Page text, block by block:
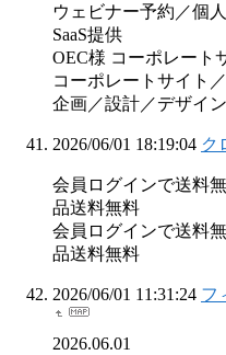
ウェビナー予約／個
SaaS提供
OEC様 コーポレート
コーポレートサイト
企画／設計／デザイ
2026/06/01 18:19:04 ク
会員ログインで送料
品送料無料
会員ログインで送料
品送料無料
2026/06/01 11:31:24 フ
2026.06.01